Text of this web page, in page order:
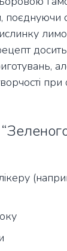
при